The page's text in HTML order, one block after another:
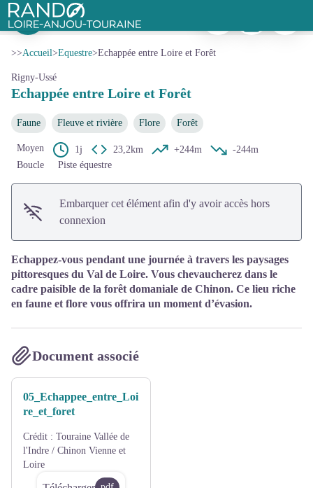
Rando Loire-Anjou-Touraine
Echappée entre Loire et Forêt
Voir l'image en plein écran
>>Accueil>Equestre>Echappée entre Loire et Forêt
Rigny-Ussé
Echappée entre Loire et Forêt
Faune Fleuve et rivière Flore Forêt
Moyen 1j 23,2km +244m
-244m
Boucle
Piste équestre
Embarquer cet élément afin d'y avoir accès hors
connexion
Echappez-vous pendant une journée à travers les paysages
pittoresques du Val de Loire. Vous chevaucherez dans le
cadre paisible de la forêt domaniale de Chinon. Ce lieu riche
en faune et flore vous offrira un moment d’évasion.
Document associé
05_Echappee_entre_Loi
re_et_foret
Crédit : Touraine Vallée de
l'Indre / Chinon Vienne et
Loire